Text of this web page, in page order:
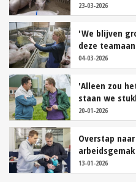
23-03-2026
'We blijven
deze
04-03-2026
'Alleen zou
staan we
20-01-2026
Overstap
13-01-2026